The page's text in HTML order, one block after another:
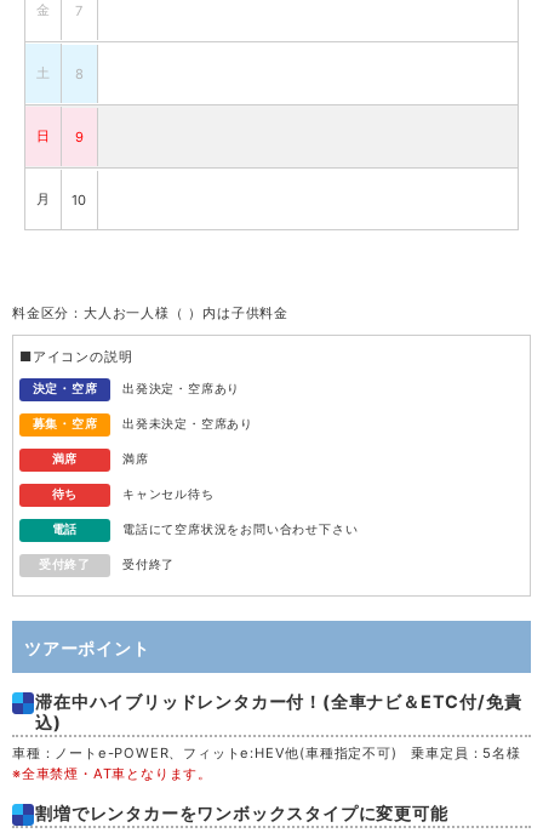
金 7
土 8
日 9
月 10
12
木 13
金 14
日 16
月 17
火 18
水 19
料金区分：大人お一人様（ ）内は子供料金
■アイコンの説明
決定・空席 出発決定・空席あり
募集・空席 出発未決定・空席あり
満席 満席
待ち キャンセル待ち
電話 電話にて空席状況をお問い合わせ下さい
受付終了 受付終了
ツアーポイント
滞在中ハイブリッドレンタカー付！(全車ナビ＆ETC付/免責
込)
車種：ノートe-POWER、フィットe:HEV他(車種指定不可) 乗車定員：5名様
※全車禁煙・AT車となります。
割増でレンタカーをワンボックスタイプに変更可能